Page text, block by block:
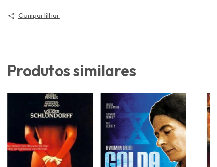
Compartilhar
Produtos similares